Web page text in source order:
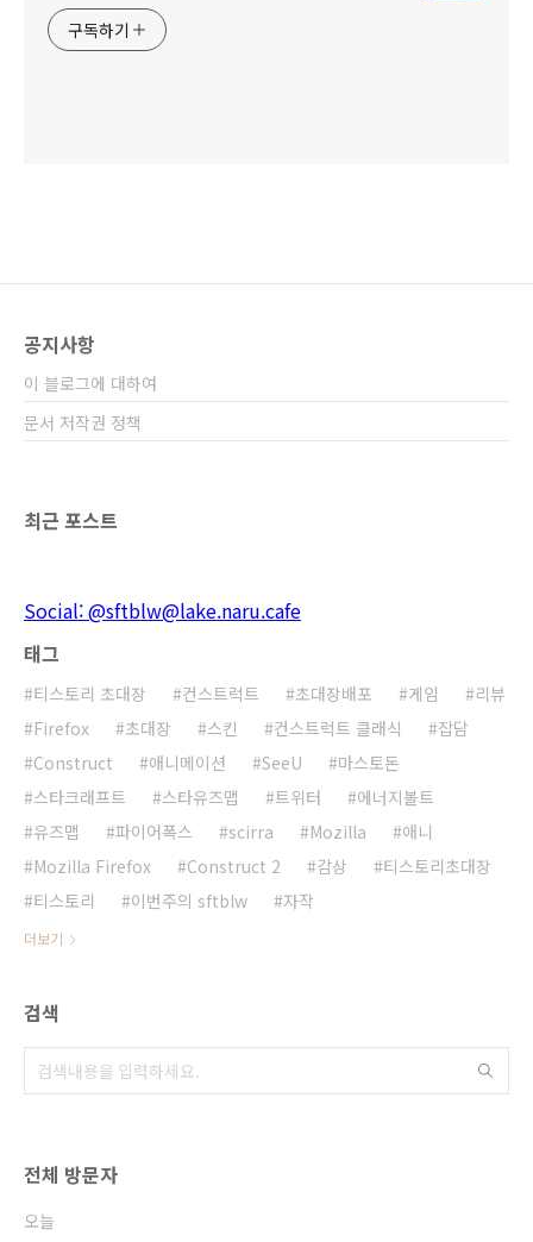
구독하기
공지사항
이 블로그에 대하여
문서 저작권 정책
최근 포스트
Social: @sftblw@lake.naru.cafe
태그
티스토리 초대장 컨스트럭트 초대장배포 게임
리뷰
Firefox
초대장 스킨 컨스트럭트 클래식
잡담
Construct
애니메이션 SeeU
마스토돈
스타크래프트
스타유즈맵 트위터
에너지볼트
유즈맵
파이어폭스 scirra Mozilla
애니
Mozilla Firefox
Construct 2 감상
티스토리초대장
티스토리
이번주의 sftblw 자작
더보기
검색
전체 방문자
오늘